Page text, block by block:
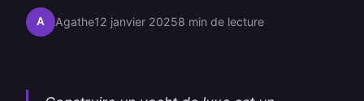
A Agathe12 janvier 20258 min de lecture